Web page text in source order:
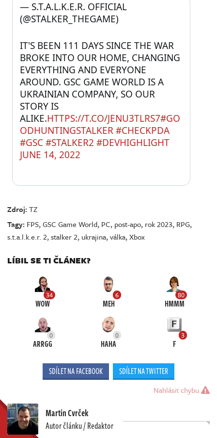
IT'S BEEN 111 DAYS SINCE THE WAR
BROKE INTO OUR HOME, CHANGING
EVERYTHING AND EVERYONE
AROUND. GSC GAME WORLD IS A
UKRAINIAN COMPANY, SO OUR
STORY IS
ALIKE.HTTPS://T.CO/JENU3TLRS7#GO
ODHUNTINGSTALKER#CHECKPDA
#GSC#STALKER2 #DEVHIGHLIGHT
— S.T.A.L.K.E.R. OFFICIAL
(@STALKER_THEGAME)
JUNE 14, 2022
Zdroj:TZ
Tagy: FPS,GSC Game World, PC, post-apo, rok 2023, RPG,
s.t.a.l.k.e.r. 2,stalker 2, ukrajina,válka,Xbox
LÍBIL SE TI ČLÁNEK?
34
WOW
6
MEH
80
HMMM
0
ARRGG
0
HAHA
3
F
SDÍLET NA FACEBOOK SDÍLET NA TWITTER
Nahlásit chybu
Martin Cvrček
Autor článku / Redaktor